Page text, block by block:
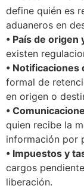
define quién es
aduaneros en
• País de origen
existen
• Notificaciones
formal de
en origen o
•
quien recibe la
información por
• Impuestos y
cargos
liberación.